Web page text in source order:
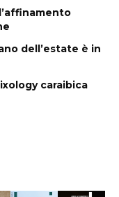
dell’estate è in
caraibica